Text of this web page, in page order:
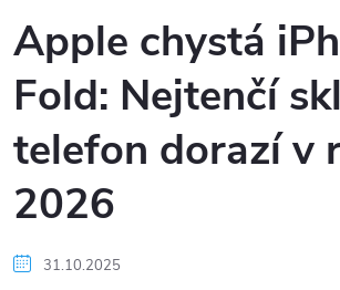
Apple chystá
Fold: Nejtenčí
telefon dorazí v
2026
31.10.2025